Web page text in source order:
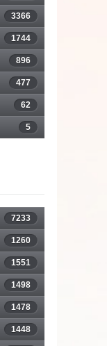
3366
1744
896
477
62
5
7233
1260
1551
1498
1478
1448